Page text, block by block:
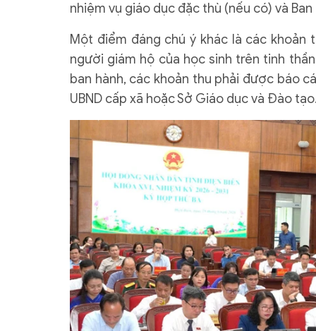
nhiệm vụ giáo dục đặc thù (nếu có) và
Một điểm đáng chú ý khác là các
người giám hộ của học sinh trên tinh
ban hành, các khoản thu phải được báo
UBND cấp xã hoặc Sở Giáo dục và Đào